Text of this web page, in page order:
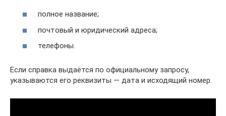
полное название;
почтовый и юридический адреса;
телефоны.
Если справка выдаётся по официальному запросу,
указываются его реквизиты — дата и исходящий номер.